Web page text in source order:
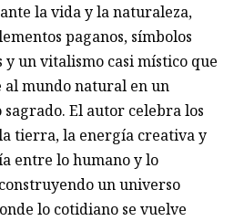
la vida y la naturaleza,
paganos, símbolos
y un vitalismo casi místico que
al mundo natural en un
El autor celebra los
tierra, la energía creativa y
entre lo humano y lo
un universo
lo cotidiano se vuelve